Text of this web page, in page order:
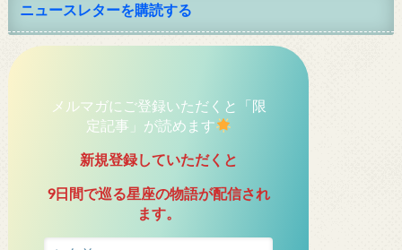
ニュースレターを購読する
メルマガにご登録いただくと「限
定記事」が読めます
新規登録していただくと
9日間で巡る星座の物語が配信され
ます。